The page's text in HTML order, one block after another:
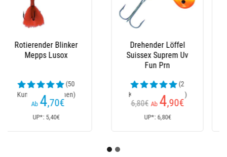
Spinner Suissex Ultra
Kundenrezensionen)
4,50€ Ab 3 ,90
UP*: 4,50€
Monofile Angelschnur
Suissex Pan Diamante
Kx-7
Kundenrezensionen)
Ab 14,80
UP*: 14,80€